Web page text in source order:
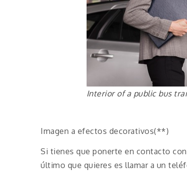
Interior of a public bus
Imagen a efectos decorativos(**)
Si tienes que ponerte en contacto
último que quieres es llamar a un